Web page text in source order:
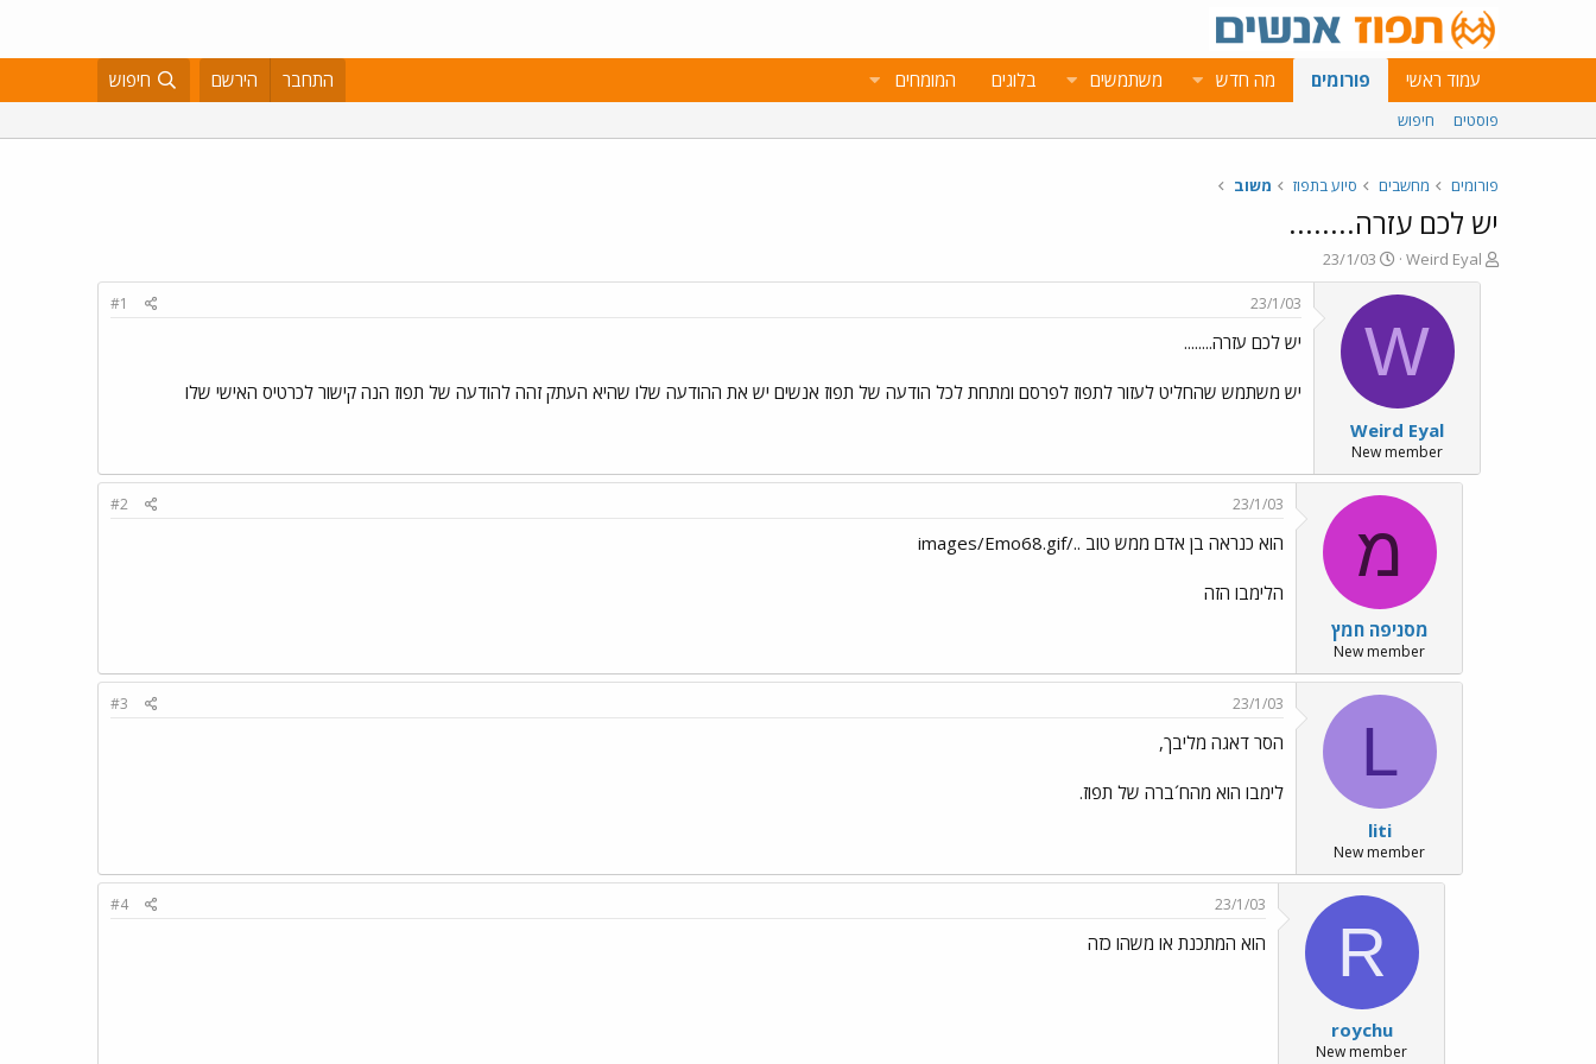
עמוד ראשי פורומים מה חדש משתמשים בלוגים המומחים התחבר הירשם חיפוש
פוסטים חיפוש
פורומים מחשבים סיוע בתפוז משוב
יש לכם עזרה........
פ
ו
Weird Eyal
פ
ו
ר
ם
ב
א
ר
י
ך
23/1/03
W
Weird Eyal
New member
23/1/03
#1
יש לכם עזרה........
יש משתמש שהחליט לעזור לתפוז לפרסם ומתחת לכל הודעה של תפוז אנשים יש את ההודעה שלו שהיא העתק זהה להודעה של תפוז הנה קישור לכרטיס האישי שלו
מ
מסניפה חמץ
New member
23/1/03
#2
הוא כנראה בן אדם ממש טוב ../images/Emo68.gif
הלימבו הזה
L
liti
New member
23/1/03
#3
הסר דאגה מליבך,
לימבו הוא מהח´ברה של תפוז.
R
roychu
New member
23/1/03
#4
הוא המתכנת או משהו כזה